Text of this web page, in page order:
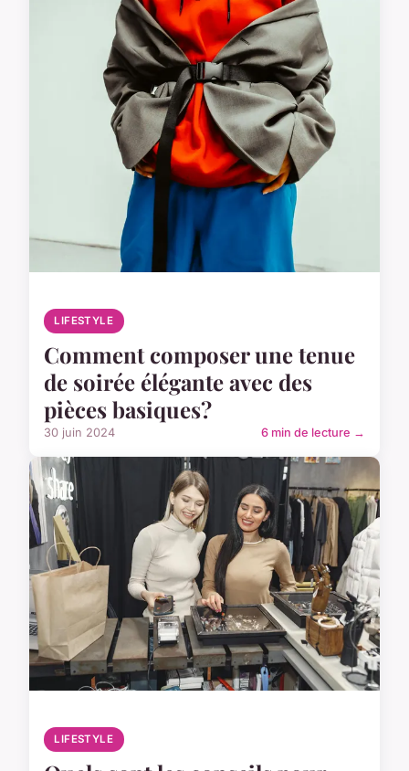
LIFESTYLE
Comment composer une tenue
de soirée élégante avec des
pièces basiques?
30 juin 2024 6 min de lecture →
LIFESTYLE